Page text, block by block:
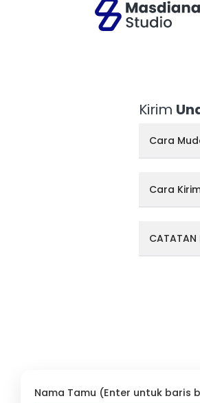
Kirim
Cara
Cara
CATATAN
Nama Tamu (Enter untuk baris